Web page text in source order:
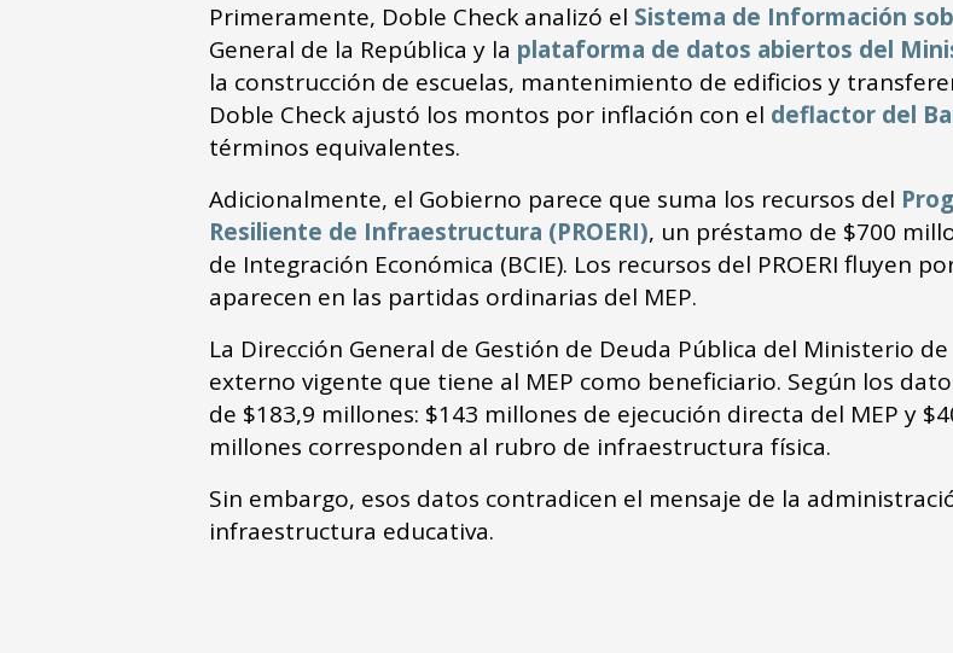
Primeramente, Doble Check analizó el Sistema de Información
General de la República y la plataforma de datos abiertos del
la construcción de escuelas, mantenimiento de edificios y
Doble Check ajustó los montos por inflación con el deflactor del
términos equivalentes.
Adicionalmente, el Gobierno parece que suma los recursos del
Resiliente de Infraestructura (PROERI), un préstamo de $700
de Integración Económica (BCIE). Los recursos del PROERI fluyen
aparecen en las partidas ordinarias del MEP.
La Dirección General de Gestión de Deuda Pública del Ministerio
externo vigente que tiene al MEP como beneficiario. Según los
de $183,9 millones: $143 millones de ejecución directa del MEP y
millones corresponden al rubro de infraestructura física.
Sin embargo, esos datos contradicen el mensaje de la
infraestructura educativa.